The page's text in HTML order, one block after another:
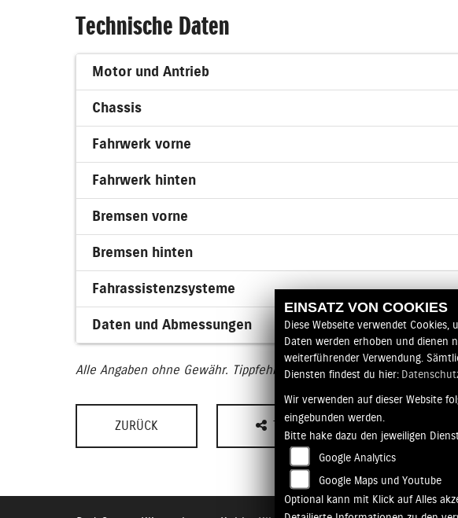
Technische Daten
Motor und Antrieb
Chassis
Fahrwerk vorne
Fahrwerk hinten
Bremsen vorne
Bremsen hinten
Fahrassistenzsysteme
Daten und Abmessungen
Alle Angaben ohne Gewähr. Tippfehler und Irrtümer vorbehalten.
ZURÜCK TEILEN
EINSATZ VON COOKIES
Diese Webseite verwendet
Daten werden erhoben und dienen
weiterführender Verwendung.
Diensten findest du hier:
Wir verwenden auf dieser Website
eingebunden werden.
Bitte hake dazu den jeweiligen
Google Analytics
Google Maps und Youtube
Optional kann mit Klick auf Alles